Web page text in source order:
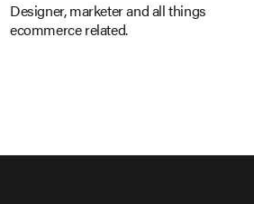
Designer, marketer and all things
ecommerce related.